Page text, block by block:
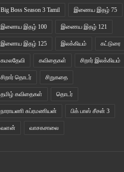
Big Boss Season 3 Tamil இணைய இதழ் 75
இணைய இதழ் 100 இணைய இதழ் 121
இணைய இதழ் 125 இலக்கியம் கட்டுரை
கமலதேவி கவிதைகள் சிறார் இலக்கியம்
சிறார் தொடர் சிறுகதை
தமிழ் கவிதைகள் தொடர்
நாராயணி சுப்ரமணியன் பிக் பாஸ் சீசன் 3
வளன் வாசகசாலை